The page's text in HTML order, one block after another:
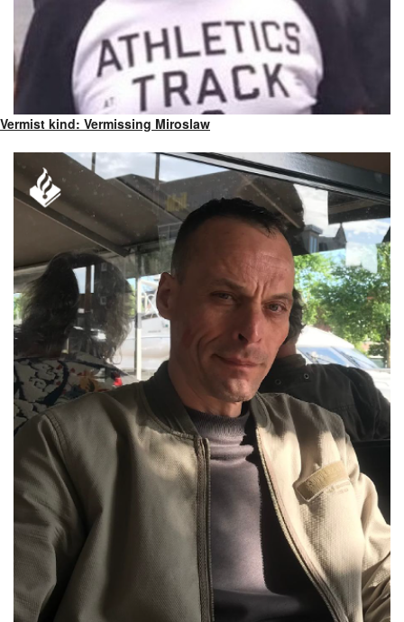
Vermist kind: Vermissing Miroslaw